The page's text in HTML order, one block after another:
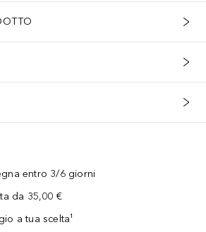
entro 3/6 giorni
da 35,00 €
a tua scelta¹